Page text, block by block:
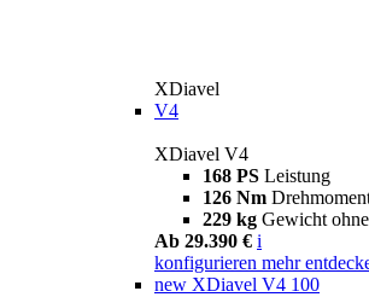
XDiavel
V4
XDiavel V4
168 PS Leistung
126 Nm
229 kg Gewicht
Ab 29.390 € i
konfigurieren mehr
new XDiavel V4 100